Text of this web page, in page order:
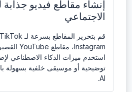
إنشاء مقاطع فيديو
الاجتماعي
استخدم ميزات الذكاء الاصطناعي
AI.